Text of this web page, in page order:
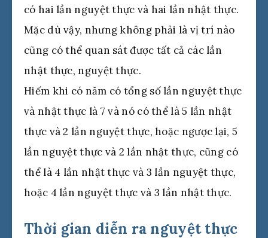
có hai lần nguyệt thực và hai lần nhật thực.
Mặc dù vậy, nhưng không phải là vị trí nào
cũng có thể quan sát được tất cả các lần
nhật thực, nguyệt thực.
Hiếm khi có năm có tổng số lần nguyệt thực
và nhật thực là 7 và nó có thể là 5 lần nhật
thực và 2 lần nguyệt thực, hoặc ngược lại, 5
lần nguyệt thực và 2 lần nhật thực, cũng có
thể là 4 lần nhật thực và 3 lần nguyệt thực,
hoặc 4 lần nguyệt thực và 3 lần nhật thực.
Thời gian diễn ra nguyệt thực